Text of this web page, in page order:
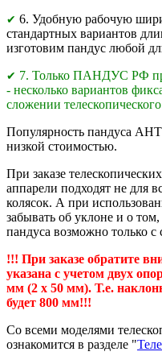
✔ 6. Удобную рабочую
стандартных вариантов
изготовим пандус любой
✔ 7. Только ПАНДУС РФ
- несколько вариантов
сложении
Популярность пандуса
низкой стоимостью.
При заказе
аппарели подходят не для
колясок. А при
забывать об уклоне и о
пандуса возможно только
!!! При заказе обратите
указана с учетом двух
мм (2 х 50 мм). Т.е.
будет 800 мм!!!
Со всеми моделями
ознакомится в разделе "